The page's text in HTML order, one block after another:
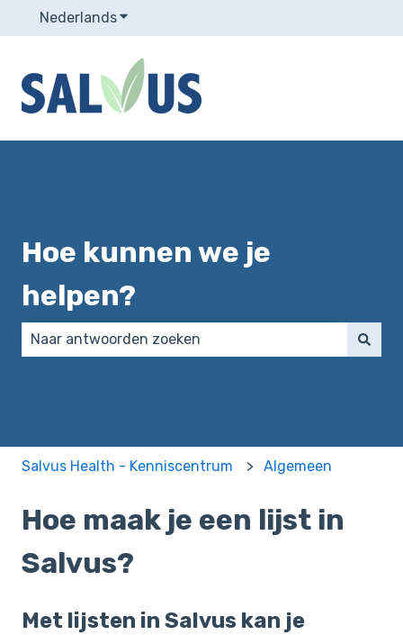
NederlandsSubmenu tonen voor vertalingen
Hoe kunnen we je
helpen?
Salvus Health - Kenniscentrum Algemeen
Hoe maak je een lijst in
Salvus?
Met lijsten in Salvus kan je